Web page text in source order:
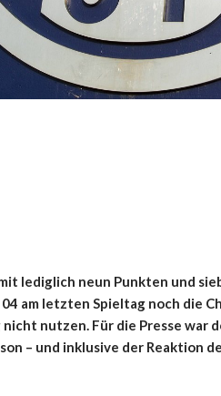
lediglich neun Punkten und
04 am letzten Spieltag noch die
nutzen. Für die Presse war
– und inklusive der Reaktion